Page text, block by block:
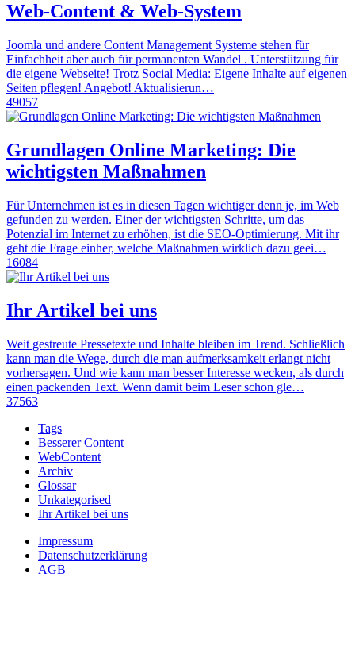
Web-Content & Web-System
Joomla und andere Content Management Systeme stehen für
Einfachheit aber auch für permanenten Wandel . Unterstützung für
die eigene Webseite! Trotz Social Media: Eigene Inhalte auf eigenen
Seiten pflegen! Angebot! Aktualisierun…
49057
Grundlagen Online Marketing: Die
wichtigsten Maßnahmen
Für Unternehmen ist es in diesen Tagen wichtiger denn je, im Web
gefunden zu werden. Einer der wichtigsten Schritte, um das
Potenzial im Internet zu erhöhen, ist die SEO-Optimierung. Mit ihr
geht die Frage einher, welche Maßnahmen wirklich dazu geei…
16084
Ihr Artikel bei uns
Weit gestreute Pressetexte und Inhalte bleiben im Trend. Schließlich
kann man die Wege, durch die man aufmerksamkeit erlangt nicht
vorhersagen. Und wie kann man besser Interesse wecken, als durch
einen packenden Text. Wenn damit beim Leser schon gle…
37563
Tags
Besserer Content
WebContent
Archiv
Glossar
Unkategorised
Ihr Artikel bei uns
Impressum
Datenschutzerklärung
AGB